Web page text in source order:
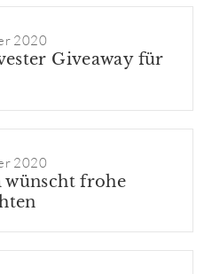
2020
Giveaway für
2020
wünscht frohe